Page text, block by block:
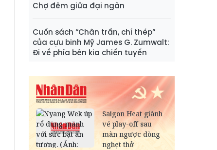
Chợ đêm giữa đại ngàn
Cuốn sách “Chân trần, chí thép”
của cựu binh Mỹ James G. Zumwalt:
Đi về phía bên kia chiến tuyến